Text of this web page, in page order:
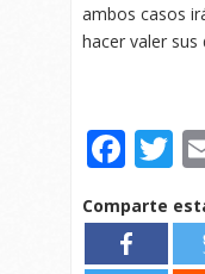
ambos casos
hacer valer sus
Comparte